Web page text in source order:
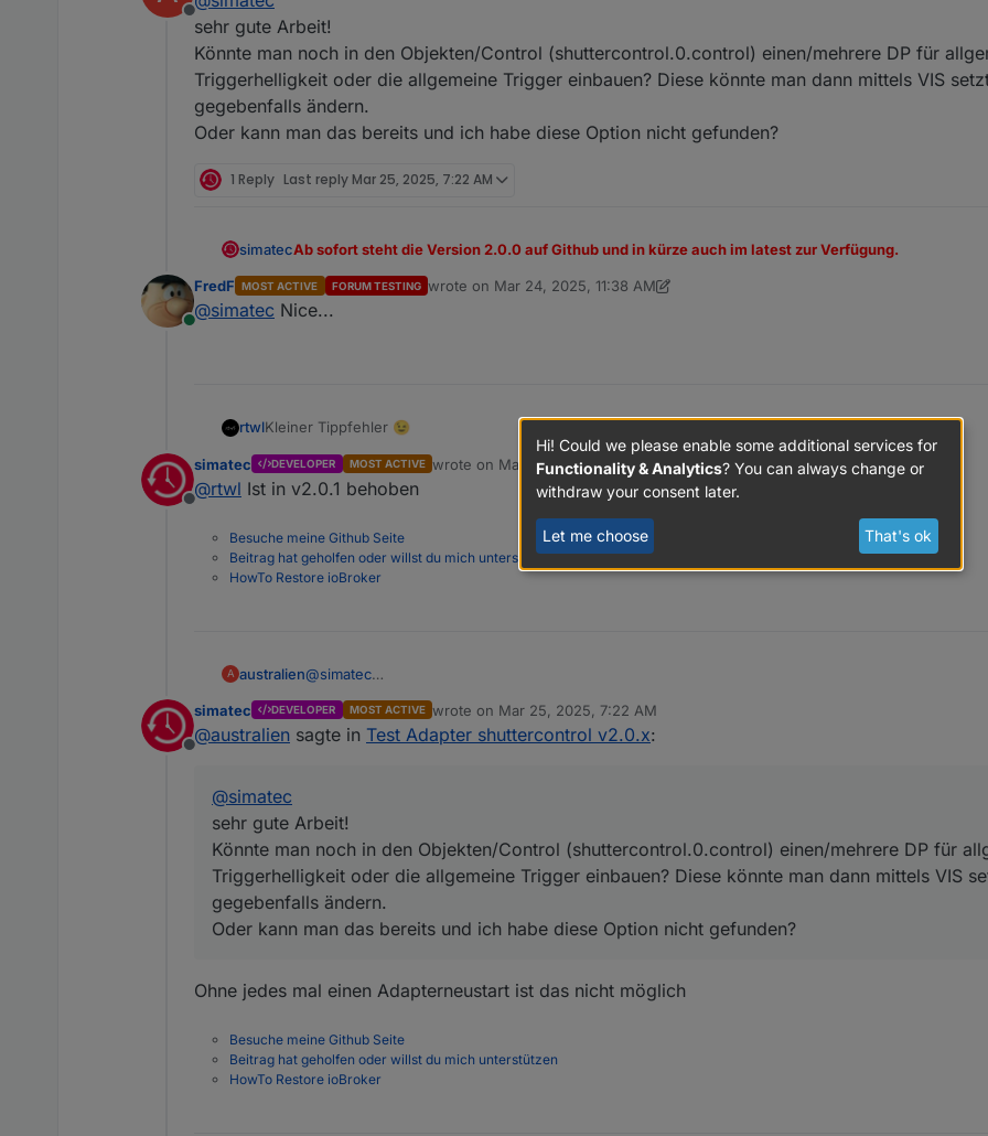
ioBroker.shuttercontrol
Shuttercontrol ist ein Adapter zur automatischen Steuerung von Rollläden und Markisen.
Viel Spaß beim testen ...
Offline
sehr gute Arbeit!
Könnte man noch in den Objekten/Control (shuttercontrol.0.control) einen/mehrere DP für
Triggerhelligkeit oder die allgemeine Trigger einbauen? Diese könnte man dann mittels VIS
gegebenfalls ändern.
Oder kann man das bereits und ich habe diese Option nicht gefunden?
1 Reply Last reply Mar 25, 2025, 7:22 AM
simatecAb sofort steht die Version 2.0.0 auf Github und in kürze auch im latest zur Verfügung.
In dieser Version wurde ein innovatives Tab Menü zur Bedienung der Rollladensteuerung
Es ist über die linke Tableiste im iobroker erreichbar.
Online
FredF MOST ACTIVE FORUM TESTING wrote on Mar 24, 2025, 11:38 AM
last edited by FredFMar 24, 2025, 12:47 PM
@simatec Nice...
rtwlKleiner Tippfehler 😉
Offline
simatec DEVELOPER MOST ACTIVE wrote on Mar 25, 2025, 7:02 AM
last edited by
@rtwl Ist in v2.0.1 behoben
Besuche meine Github Seite
Beitrag hat geholfen oder willst du mich unterstützen
HowTo Restore ioBroker
A australien@simatec
Könnte man noch in den Objekten/Control (shuttercontrol.0.control) einen/mehrere DP für
oder die allgemeine Trigger einbauen? Diese könnte man dann mittels VIS setzten und gegebenfalls
Offline
simatec DEVELOPER MOST ACTIVE wrote on Mar 25, 2025, 7:22 AM
last edited by
@australien sagte in Test Adapter shuttercontrol v2.0.x:
@simatec
sehr gute Arbeit!
Könnte man noch in den Objekten/Control (shuttercontrol.0.control) einen/mehrere DP für
Triggerhelligkeit oder die allgemeine Trigger einbauen? Diese könnte man dann mittels VIS
gegebenfalls ändern.
Oder kann man das bereits und ich habe diese Option nicht gefunden?
Ohne jedes mal einen Adapterneustart ist das nicht möglich
Besuche meine Github Seite
Beitrag hat geholfen oder willst du mich unterstützen
HowTo Restore ioBroker
Hi! Could we please enable some additional services for
Functionality & Analytics? You can always change or
withdraw your consent later.
Let me choose That's ok